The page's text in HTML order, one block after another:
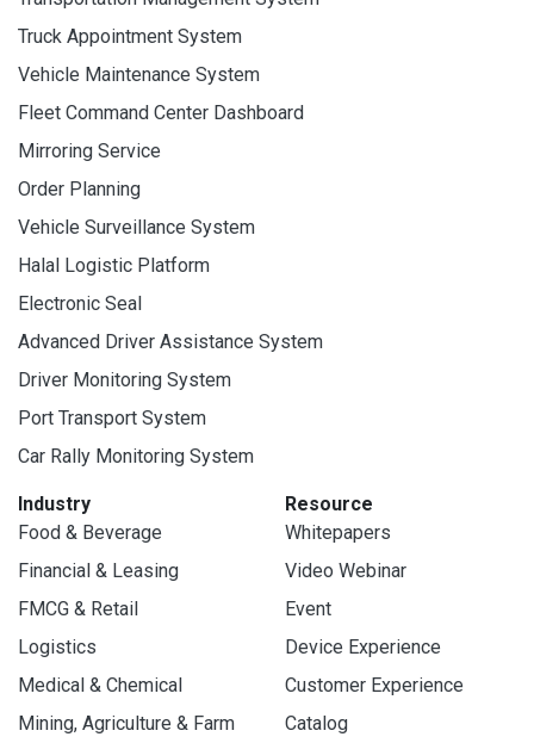
Truck Appointment System
Vehicle Maintenance System
Fleet Command Center Dashboard
Mirroring Service
Order Planning
Vehicle Surveillance System
Halal Logistic Platform
Electronic Seal
Advanced Driver Assistance System
Driver Monitoring System
Port Transport System
Car Rally Monitoring System
Industry
Food & Beverage
Financial & Leasing
FMCG & Retail
Logistics
Medical & Chemical
Mining, Agriculture & Farm
Resource
Whitepapers
Video Webinar
Event
Device Experience
Customer Experience
Catalog